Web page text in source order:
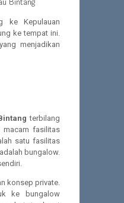
Bintang
ke Kepulauan
ke tempat ini.
menjadikan
terbilang
macam fasilitas
satu fasilitas
bungalow.
konsep private.
ke bungalow